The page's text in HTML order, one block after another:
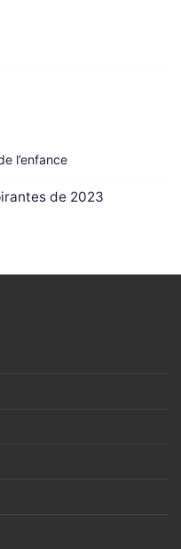
est la
Jean
deux
familles
Les
ainsi
le
l’enfance
de 2023